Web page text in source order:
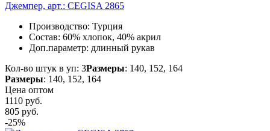
Джемпер, арт.: CEGISA 2865
Производство: Турция
Состав: 60% хлопок, 40% акрил
Доп.параметр: длинный рукав
Кол-во штук в уп: 3Размеры: 140, 152, 164
Размеры: 140, 152, 164
Цена оптом
1110 руб.
805 руб.
-25%